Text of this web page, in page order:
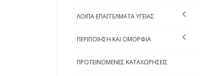
ΛΟΙΠΑ ΕΠΑΓΓΕΛΜΑΤΑ ΥΓΕΙΑΣ
ΠΕΡΙΠΟΙΗΣΗ ΚΑΙ ΟΜΟΡΦΙΑ
ΠΡΟΤΕΙΝΟΜΕΝΕΣ ΚΑΤΑΧΩΡΗΣΕΙΣ